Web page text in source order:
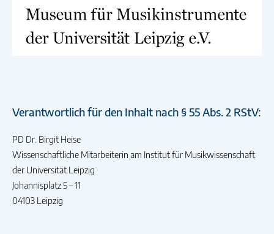
Verantwortlich für den Inhalt nach § 55 Abs. 2 RStV:
PD Dr. Birgit Heise
Wissenschaftliche Mitarbeiterin am Institut für Musikwissenschaft
der Universität Leipzig
Johannisplatz 5 – 11
04103 Leipzig